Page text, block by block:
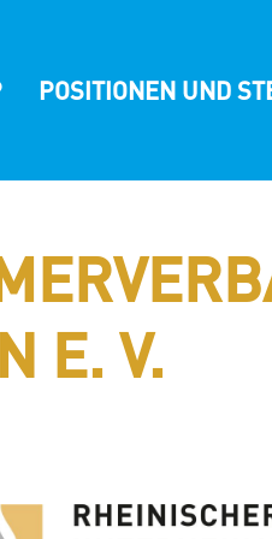
POSITIONEN UND
E. V.